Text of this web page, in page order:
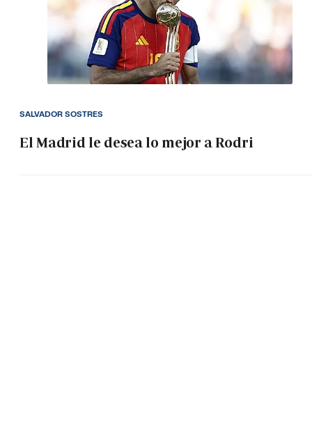
El Madrid le desea lo mejor a Rodri
SALVADOR SOSTRES